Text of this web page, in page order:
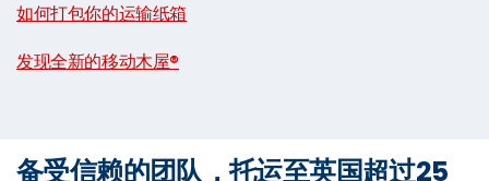
如何打包你的运输纸箱
发现全新的移动木屋®
备受信赖的团队，托运至英国超过25